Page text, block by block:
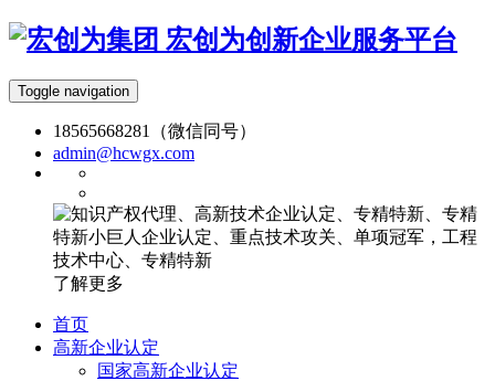
宏创为创新企业服务平台
Toggle navigation
18565668281（微信同号）
admin@hcwgx.com
了解更多
首页
高新企业认定
国家高新企业认定